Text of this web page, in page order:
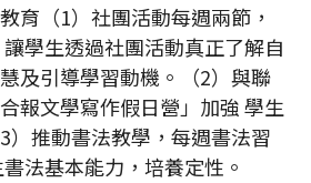
育（1）社團活動每週兩節，
學生透過社團活動真正了解自
及引導學習動機。（2）與聯
報文學寫作假日營」加強 學生
）推動書法教學，每週書法習
法基本能力，培養定性。